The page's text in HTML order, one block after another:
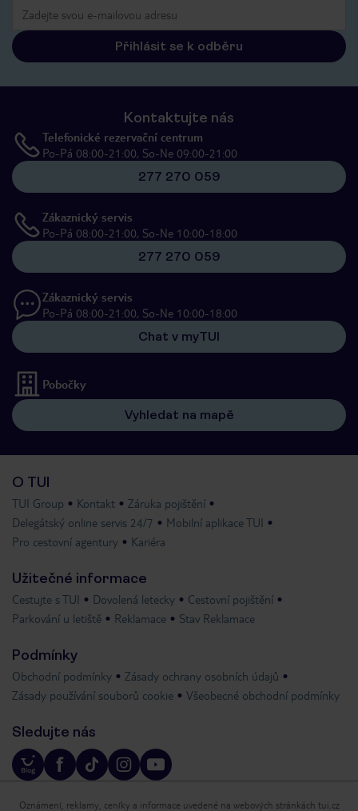
Přihlásit se k odběru
Kontaktujte nás
Telefonické rezervační centrum
Po-Pá 08:00-21:00, So-Ne 09:00-21:00
277 270 059
Zákaznický servis
Po-Pá 08:00-21:00, So-Ne 10:00-18:00
277 270 059
Zákaznický servis
Po-Pá 08:00-21:00, So-Ne 10:00-18:00
Chat v myTUI
Pobočky
Vyhledat na mapě
O TUI
TUI Group Kontakt
Záruka pojištění
Delegátský online servis 24/7
Mobilní aplikace TUI
Pro cestovní agentury
Kariéra
Užitečné informace
Cestujte s TUI Dovolená letecky
Cestovní pojištění
Parkování u letiště
Reklamace Stav Reklamace
Podmínky
Obchodní podmínky
Zásady ochrany osobních údajů
Zásady používání souborů cookie
Všeobecné obchodní podmínky
Sledujte nás
Oznámení, reklamy, ceníky a informace uvedené na webových stránkách tui.cz